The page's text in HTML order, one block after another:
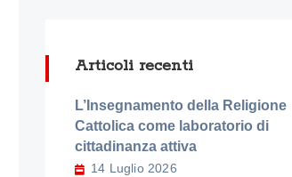
Articoli recenti
L’Insegnamento della Religione
Cattolica come laboratorio di
cittadinanza attiva
14 Luglio 2026